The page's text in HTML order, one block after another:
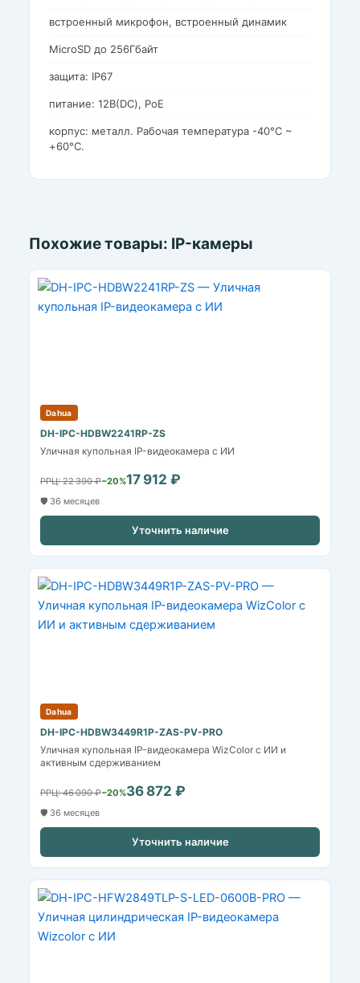
встроенный микрофон, встроенный динамик
MicroSD до 256Гбайт
защита: IP67
питание: 12В(DC), PoE
корпус: металл. Рабочая температура -40°C ~
+60°C.
Похожие товары: IP-камеры
Dahua
DH-IPC-HDBW2241RP-ZS
Уличная купольная IP-видеокамера с ИИ
РРЦ: 22 390 ₽−20%17 912 ₽
🛡️ 36 месяцев
Уточнить наличие
Dahua
DH-IPC-HDBW3449R1P-ZAS-PV-PRO
Уличная купольная IP-видеокамера WizColor с ИИ и
активным сдерживанием
РРЦ: 46 090 ₽−20%36 872 ₽
🛡️ 36 месяцев
Уточнить наличие